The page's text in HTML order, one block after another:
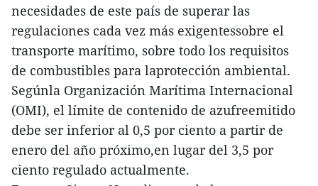
necesidades de este país de superar las
regulaciones cada vez más exigentessobre el
transporte marítimo, sobre todo los requisitos
de combustibles para laprotección ambiental.
Segúnla Organización Marítima Internacional
(OMI), el límite de contenido de azufreemitido
debe ser inferior al 0,5 por ciento a partir de
enero del año próximo,en lugar del 3,5 por
ciento regulado actualmente.